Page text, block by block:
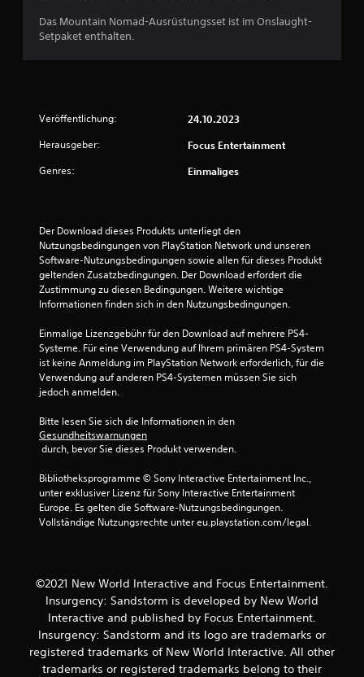
n
g
5
t
e
r
n
5
B
Das Mountain Nomad-Ausrüstungsset ist im Onslaught-
Setpaket enthalten.
Veröffentlichung: 24.10.2023
Herausgeber: Focus Entertainment
Genres: Einmaliges
Der Download dieses Produkts unterliegt den
Nutzungsbedingungen von PlayStation Network und unseren
Software-Nutzungsbedingungen sowie allen für dieses Produkt
geltenden Zusatzbedingungen. Der Download erfordert die
Zustimmung zu diesen Bedingungen. Weitere wichtige
Informationen finden sich in den Nutzungsbedingungen.
Einmalige Lizenzgebühr für den Download auf mehrere PS4-
Systeme. Für eine Verwendung auf Ihrem primären PS4-System
ist keine Anmeldung im PlayStation Network erforderlich, für die
Verwendung auf anderen PS4-Systemen müssen Sie sich
jedoch anmelden.
Bitte lesen Sie sich die Informationen in den
Gesundheitswarnungen
durch, bevor Sie dieses Produkt verwenden.
Bibliotheksprogramme © Sony Interactive Entertainment Inc.,
unter exklusiver Lizenz für Sony Interactive Entertainment
Europe. Es gelten die Software-Nutzungsbedingungen.
Vollständige Nutzungsrechte unter eu.playstation.com/legal.
©2021 New World Interactive and Focus Entertainment.
Insurgency: Sandstorm is developed by New World
Interactive and published by Focus Entertainment.
Insurgency: Sandstorm and its logo are trademarks or
registered trademarks of New World Interactive. All other
trademarks or registered trademarks belong to their